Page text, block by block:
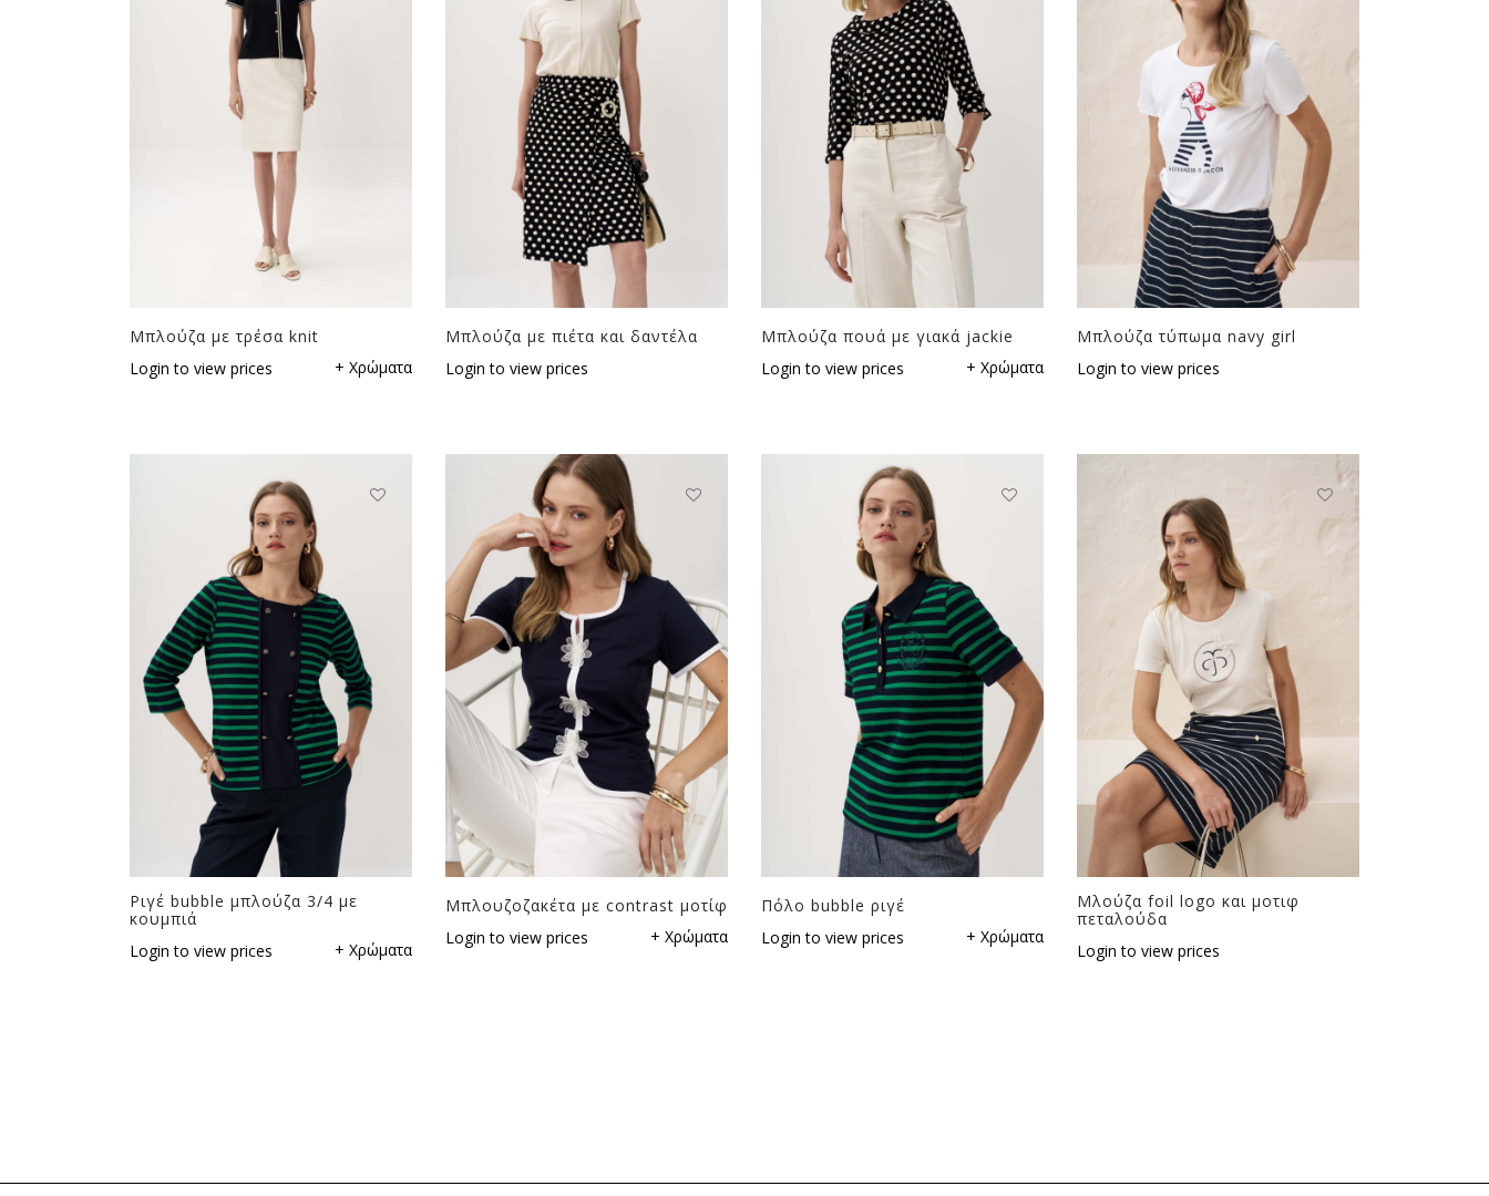
Μπλούζα με τρέσα knit
Login to view prices
+ Χρώματα
Μπλούζα με πιέτα και δαντέλα
Login to view prices
Μπλούζα πουά με γιακά jackie
Login to view prices
+ Χρώματα
Μπλούζα τύπωμα navy girl
Login to view prices
Ριγέ bubble μπλούζα 3/4 με
κουμπιά
Login to view prices
+ Χρώματα
Μπλουζοζακέτα με contrast μοτίφ
Login to view prices
+ Χρώματα
Πόλο bubble ριγέ
Login to view prices
+ Χρώματα
Μλούζα foil logo και μοτιφ
πεταλούδα
Login to view prices